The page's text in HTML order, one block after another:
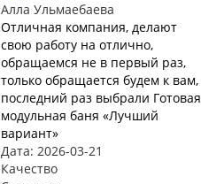
Алла Ульмаебаева
Отличная компания, делают
свою работу на отлично,
обращаемся не в первый раз,
только обращается будем к вам,
последний раз выбрали Готовая
модульная баня «Лучший
вариант»
Дата: 2026-03-21
Качество